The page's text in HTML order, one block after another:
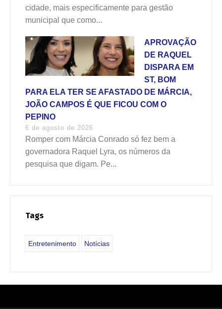
cidade, mais especificamente para gestão
municipal que como...
APROVAÇÃO
DE RAQUEL
DISPARA EM
ST, BOM
PARA ELA TER SE AFASTADO DE MÁRCIA,
JOÃO CAMPOS É QUE FICOU COM O
PEPINO
6 de agosto de 2026
Romper com Márcia Conrado só fez bem a
governadora Raquel Lyra, os números da
pesquisa que digam. Pe...
Tags
Entretenimento Notícias